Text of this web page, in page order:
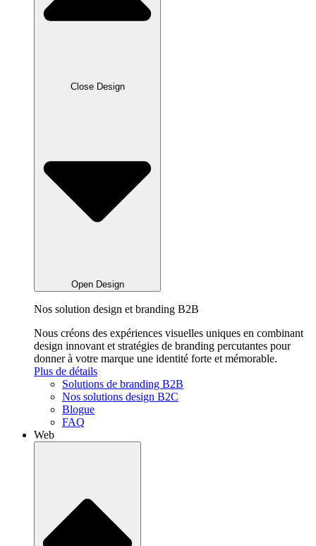
Close Design
Open Design
Nos solution design et branding B2B
Nous créons des expériences visuelles uniques en combinant
design innovant et stratégies de branding percutantes pour
donner à votre marque une identité forte et mémorable.
Plus de détails
Solutions de branding B2B
Nos solutions design B2C
Blogue
FAQ
Web